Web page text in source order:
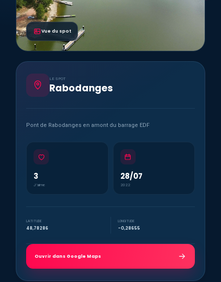
Vue du spot
LE SPOT
Rabodanges
Pont de Rabodanges en amont du barrage EDF
3
J’aime
28/07
2022
LATITUDE
48,78286
LONGITUDE
-0,28655
Ouvrir dans Google Maps